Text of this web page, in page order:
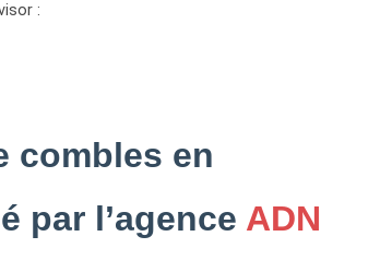
:
combles en
par l’agence ADN